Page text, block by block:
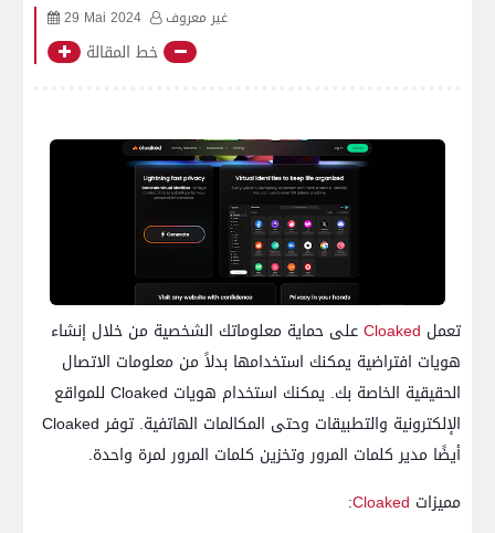
29 Mai 2024 غير معروف
خط المقالة
تعمل Cloakedعلى حماية معلوماتك الشخصية من خلال إنشاء
هويات افتراضية يمكنك استخدامها بدلاً من معلومات الاتصال
الحقيقية الخاصة بك. يمكنك استخدام هويات Cloaked للمواقع
الإلكترونية والتطبيقات وحتى المكالمات الهاتفية. توفر Cloaked
أيضًا مدير كلمات المرور وتخزين كلمات المرور لمرة واحدة.
مميزات Cloaked
: